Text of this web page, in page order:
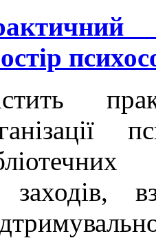
заходів,